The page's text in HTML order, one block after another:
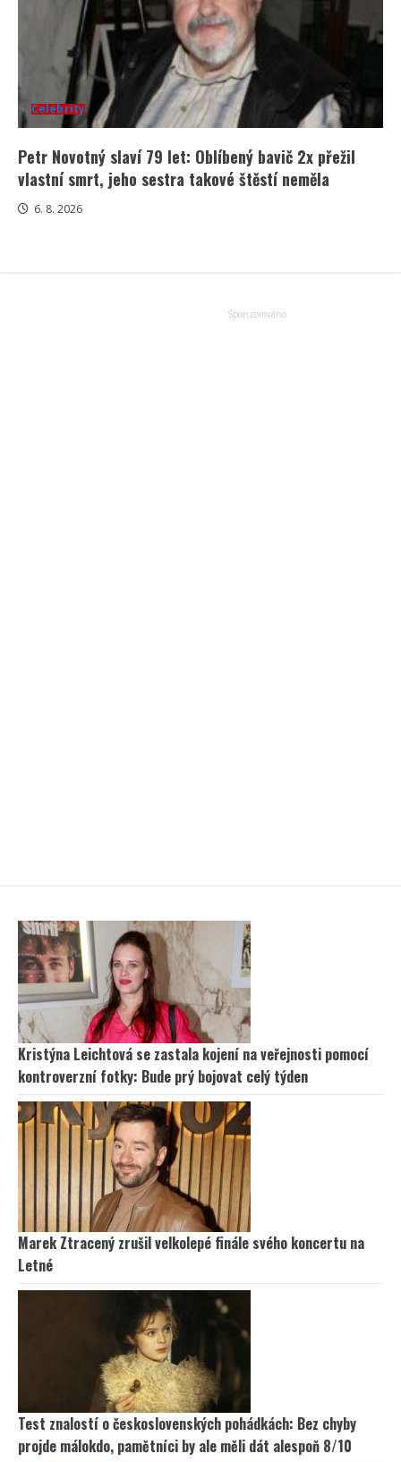
Celebrity
Petr Novotný slaví 79 let: Oblíbený bavič 2x přežil
vlastní smrt, jeho sestra takové štěstí neměla
6. 8. 2026
Kristýna Leichtová se zastala kojení na veřejnosti pomocí
kontroverzní fotky: Bude prý bojovat celý týden
Marek Ztracený zrušil velkolepé finále svého koncertu na
Letné
Test znalostí o československých pohádkách: Bez chyby
projde málokdo, pamětníci by ale měli dát alespoň 8/10